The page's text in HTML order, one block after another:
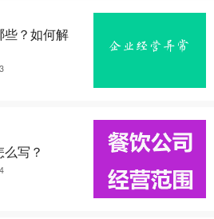
些？如何解
写？